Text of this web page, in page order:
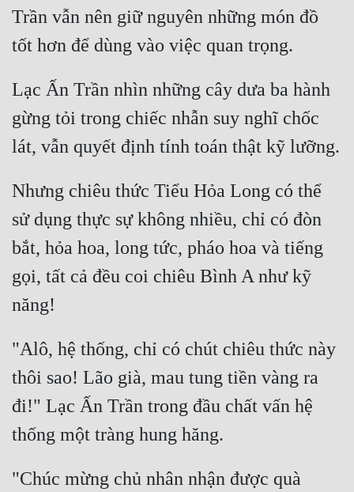
Trần vẫn nên giữ nguyên những món đồ
Lạc Ấn Trần nhìn những cây dưa ba hành
gừng tỏi trong chiếc nhẫn suy nghĩ chốc
Nhưng chiêu thức Tiểu Hỏa Long có thể
sử dụng thực sự không nhiều, chỉ có đòn
bắt, hỏa hoa, long tức, pháo hoa và tiếng
gọi, tất cả đều coi chiêu Bình A như kỹ
"Alô, hệ thống, chỉ có chút chiêu thức này
thôi sao! Lão già, mau tung tiền vàng ra
đi!" Lạc Ấn Trần trong đầu chất vấn hệ
"Chúc mừng chủ nhân nhận được quà